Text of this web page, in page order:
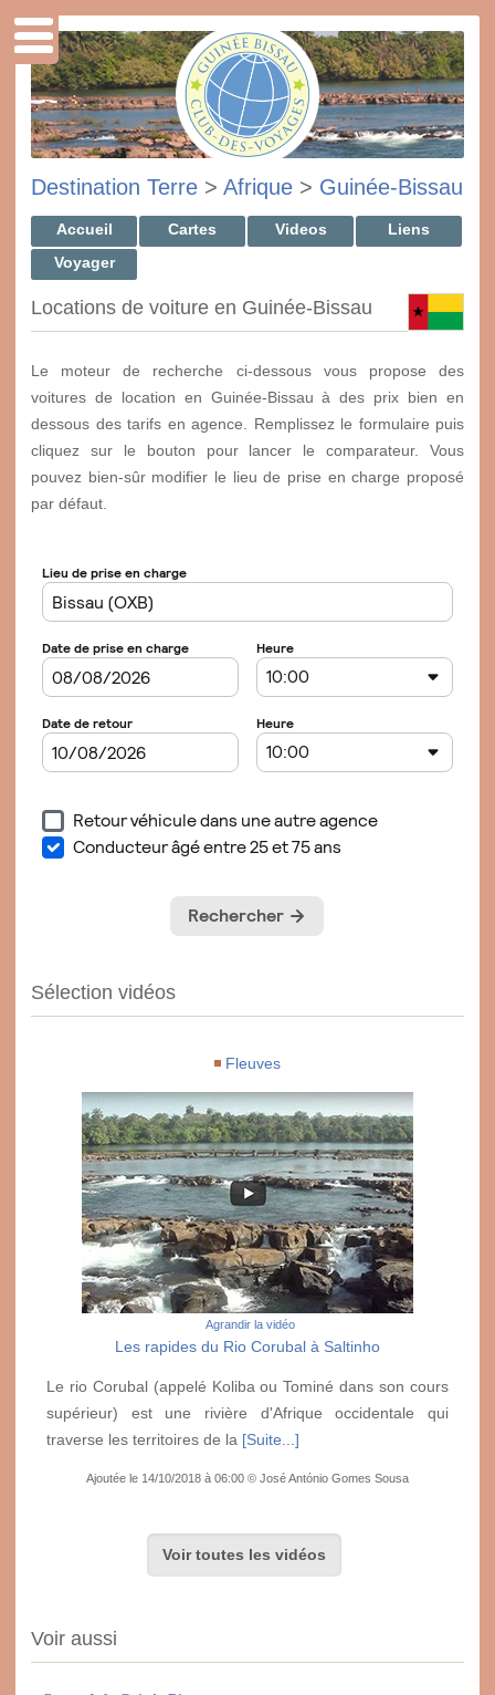
Destination Terre > Afrique > Guinée-Bissau
Accueil Cartes Videos
Liens
Voyager
Locations de voiture en Guinée-Bissau
Le moteur de recherche ci-dessous vous propose des
voitures de location en Guinée-Bissau à des prix bien en
dessous des tarifs en agence. Remplissez le formulaire puis
cliquez sur le bouton pour lancer le comparateur. Vous
pouvez bien-sûr modifier le lieu de prise en charge proposé
par défaut.
Sélection vidéos
Fleuves
Agrandir la vidéo
Les rapides du Rio Corubal à Saltinho
Le rio Corubal (appelé Koliba ou Tominé dans son cours
supérieur) est une rivière d'Afrique occidentale qui
traverse les territoires de la [Suite...]
Ajoutée le 14/10/2018 à 06:00 © José António Gomes Sousa
Voir toutes les vidéos
Voir aussi